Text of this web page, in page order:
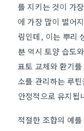
를 지키는 것이 가
에 가장 많이 벌어
림인데, 이는 뿌리
분 역시 토양 습도
표토 교체와 환기
소를 관리하는 루
안정적으로 유지됩
적절한 조합의 예